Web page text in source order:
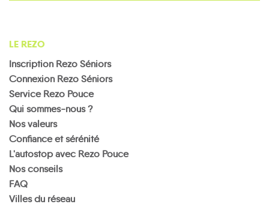
LE REZO
Inscription Rezo Séniors
Connexion Rezo Séniors
Service Rezo Pouce
Qui sommes-nous ?
Nos valeurs
Confiance et sérénité
L'autostop avec Rezo Pouce
Nos conseils
FAQ
Villes du réseau